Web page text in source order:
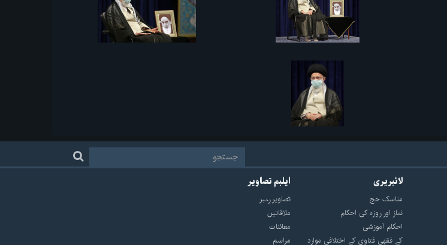
لائبریری
مناسک حج
نماز اور روزه کی احکام
احکام آموزشی
کے فقهی فتاوی کے اختلافی موارد
ایلبم تصاویر
تصاویر رہبر
ملاقاتیں
معائنات
مراسم